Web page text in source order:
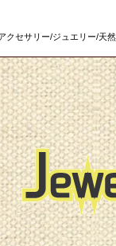
セサリー/ジュエリー/天然